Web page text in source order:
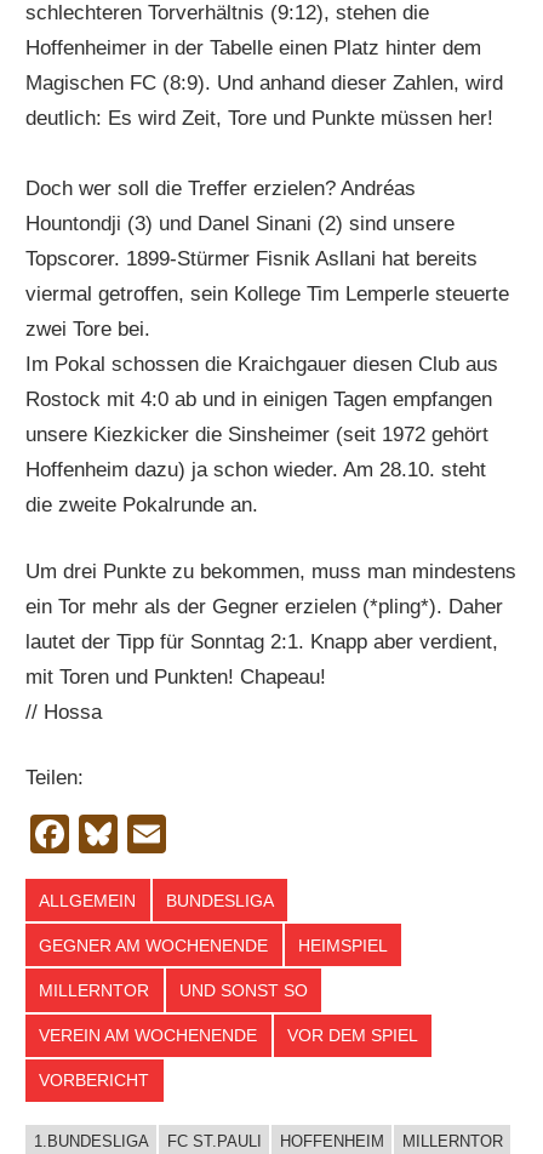
schlechteren Torverhältnis (9:12), stehen die
Hoffenheimer in der Tabelle einen Platz hinter dem
Magischen FC (8:9). Und anhand dieser Zahlen, wird
deutlich: Es wird Zeit, Tore und Punkte müssen her!
Doch wer soll die Treffer erzielen? Andréas
Hountondji (3) und Danel Sinani (2) sind unsere
Topscorer. 1899-Stürmer Fisnik Asllani hat bereits
viermal getroffen, sein Kollege Tim Lemperle steuerte
zwei Tore bei.
Im Pokal schossen die Kraichgauer diesen Club aus
Rostock mit 4:0 ab und in einigen Tagen empfangen
unsere Kiezkicker die Sinsheimer (seit 1972 gehört
Hoffenheim dazu) ja schon wieder. Am 28.10. steht
die zweite Pokalrunde an.
Um drei Punkte zu bekommen, muss man mindestens
ein Tor mehr als der Gegner erzielen (*pling*). Daher
lautet der Tipp für Sonntag 2:1. Knapp aber verdient,
mit Toren und Punkten! Chapeau!
// Hossa
Teilen:
Facebook
Bluesky
ALLGEMEIN BUNDESLIGA
GEGNER AM WOCHENENDE HEIMSPIEL
MILLERNTOR UND SONST SO
VEREIN AM WOCHENENDE VOR DEM SPIEL
VORBERICHT
1.BUNDESLIGA FC ST.PAULI HOFFENHEIM
MILLERNTOR